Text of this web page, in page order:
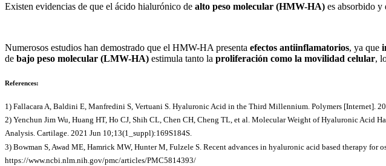
Existen evidencias de que el ácido hialurónico de alto peso molecular (HMW-HA) es absorbido
Numerosos estudios han demostrado que el HMW-HA presenta efectos antiinflamatorios, ya que
de bajo peso molecular (LMW-HA) estimula tanto la proliferación como la movilidad celular,
References:
1) Fallacara A, Baldini E, Manfredini S, Vertuani S. Hyaluronic Acid in the Third Millennium. Polymers
2) Yenchun Jim Wu, Huang HT, Ho CJ, Shih CL, Chen CH, Cheng TL, et al. Molecular Weight of Hyaluronic Acid
Analysis. Cartilage. 2021 Jun 10;13(1_suppl):169S184S.
3) Bowman S, Awad ME, Hamrick MW, Hunter M, Fulzele S. Recent advances in hyaluronic acid based therapy
https://www.ncbi.nlm.nih.gov/pmc/articles/PMC5814393/